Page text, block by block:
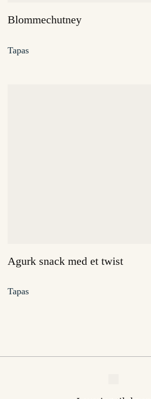
Blommechutney
Tapas
Agurk snack med et twist
Tapas